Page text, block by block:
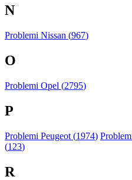
N
Problemi Nissan (967)
O
Problemi Opel (2795)
P
Problemi Peugeot (1974)
(123)
R